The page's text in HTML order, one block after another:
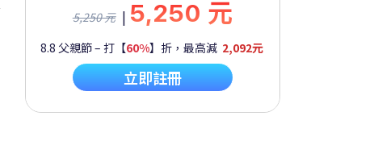
5,250 元 | 5,250 元
8.8 父親節 – 打【60%】折，最高減 2,092元
立即註冊